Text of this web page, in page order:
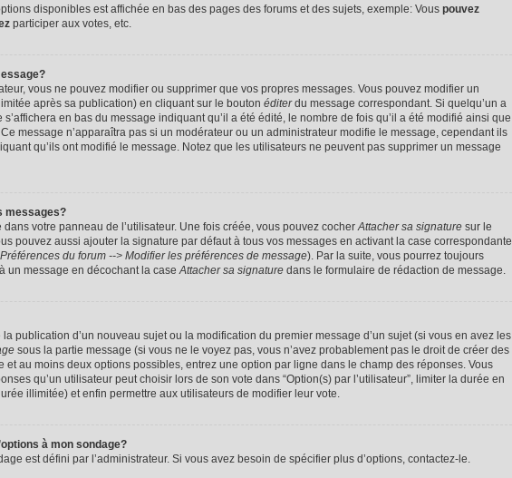
disponibles est affichée en bas des pages des forums et des sujets, exemple: Vous pouvez
participer aux votes, etc.
vous ne pouvez modifier ou supprimer que vos propres messages. Vous pouvez modifier un
après sa publication) en cliquant sur le bouton éditerdu message correspondant. Si quelqu’un a
en bas du message indiquant qu’il a été édité, le nombre de fois qu’il a été modifié ainsi que
message n’apparaîtra pas si un modérateur ou un administrateur modifie le message, cependant ils
qu’ils ont modifié le message. Notez que les utilisateurs ne peuvent pas supprimer un message
messages?
votre panneau de l’utilisateur. Une fois créée, vous pouvez cocherAttacher sa signature sur le
pouvez aussi ajouter la signature par défaut à tous vos messages en activant la case correspondante
Préférences du forum --> Modifier les préférences de message). Par la suite, vous pourrez toujours
un message en décochant la caseAttacher sa signature dans le formulaire de rédaction de message.
la publication d’un nouveau sujet ou la modification du premier message d’un sujet (si vous en avez les
sous la partie message (si vous ne le voyez pas, vous n’avez probablement pas le droit de créer des
et au moins deux options possibles, entrez une option par ligne dans le champ des réponses. Vous
qu’un utilisateur peut choisir lors de son vote dans “Option(s) par l’utilisateur”, limiter la durée en
illimitée) et enfin permettre aux utilisateurs de modifier leur vote.
à mon sondage?
est défini par l’administrateur. Si vous avez besoin de spécifier plus d’options, contactez-le.